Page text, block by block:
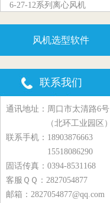
6-27-12系列离心风机
5-29系列物料输送风机
Y5-47、Y5-48系列锅炉风机
GY6-41系列锅炉风机
G6-45、G6-48系列锅炉风机
C6-48系列排尘离心风机
Y10-21、Y10-24型锅炉风机
Y8-39、Y9-38系列锅炉风机
9-19、9-26系列离心风机
M7-29、M9-26系列煤粉风机
风机选型软件
联系我们
通讯地址：周口市太清路6号
（北环工业园区）
联系手机：18903876663
15518086290
固话传真：0394-8531168
客服ＱＱ：2827054877
邮箱：2827054877@qq.com